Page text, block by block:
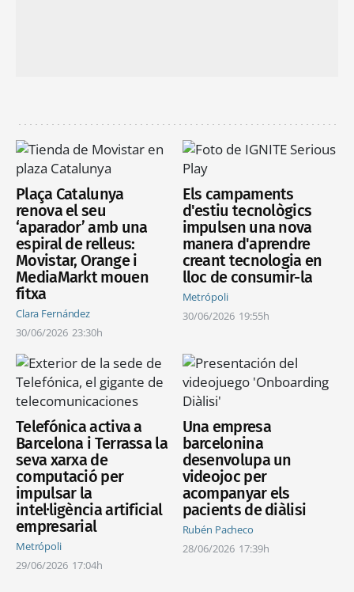
Plaça Catalunya
renova el seu
‘aparador’ amb una
espiral de relleus:
Movistar, Orange i
MediaMarkt mouen
fitxa
Clara Fernández
30/06/2026 23:30h
Els campaments
d'estiu tecnològics
impulsen una nova
manera d'aprendre
creant tecnologia en
lloc de consumir-la
Metrópoli
30/06/2026 19:55h
Telefónica activa a
Barcelona i Terrassa la
seva xarxa de
computació per
impulsar la
intel·ligència artificial
empresarial
Metrópoli
29/06/2026 17:04h
Una empresa
barcelonina
desenvolupa un
videojoc per
acompanyar els
pacients de diàlisi
Rubén Pacheco
28/06/2026 17:39h